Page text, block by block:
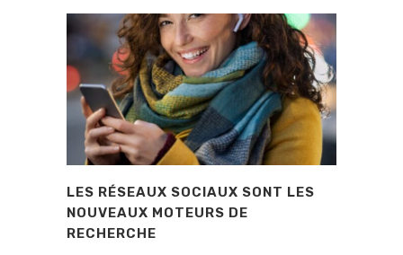
LES RÉSEAUX SOCIAUX SONT LES
NOUVEAUX MOTEURS DE
RECHERCHE